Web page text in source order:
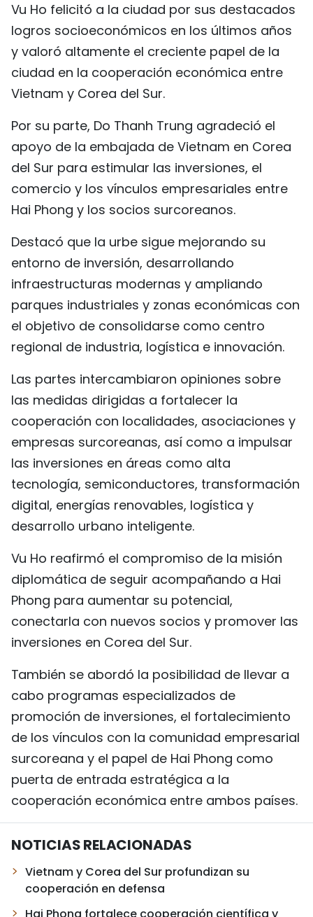
РУССКИЙ
Vu Ho felicitó a la ciudad por sus destacados
logros socioeconómicos en los últimos años
y valoró altamente el creciente papel de la
ciudad en la cooperación económica entre
Vietnam y Corea del Sur.
Por su parte, Do Thanh Trung agradeció el
apoyo de la embajada de Vietnam en Corea
del Sur para estimular las inversiones, el
comercio y los vínculos empresariales entre
Hai Phong y los socios surcoreanos.
Destacó que la urbe sigue mejorando su
entorno de inversión, desarrollando
infraestructuras modernas y ampliando
parques industriales y zonas económicas con
el objetivo de consolidarse como centro
regional de industria, logística e innovación.
Las partes intercambiaron opiniones sobre
las medidas dirigidas a fortalecer la
cooperación con localidades, asociaciones y
empresas surcoreanas, así como a impulsar
las inversiones en áreas como alta
tecnología, semiconductores, transformación
digital, energías renovables, logística y
desarrollo urbano inteligente.
Vu Ho reafirmó el compromiso de la misión
diplomática de seguir acompañando a Hai
Phong para aumentar su potencial,
conectarla con nuevos socios y promover las
inversiones en Corea del Sur.
También se abordó la posibilidad de llevar a
cabo programas especializados de
promoción de inversiones, el fortalecimiento
de los vínculos con la comunidad empresarial
surcoreana y el papel de Hai Phong como
puerta de entrada estratégica a la
cooperación económica entre ambos países.
NOTICIAS RELACIONADAS
Vietnam y Corea del Sur profundizan su
cooperación en defensa